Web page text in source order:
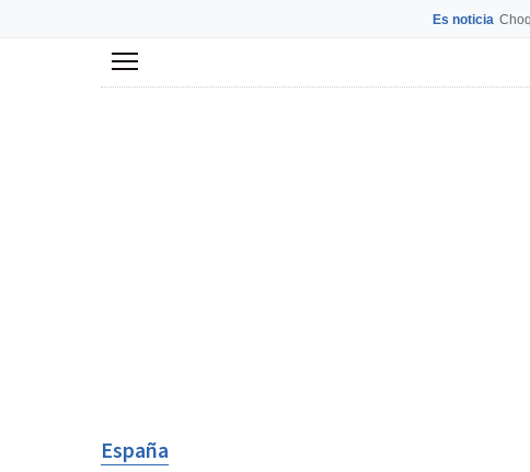
Es noticia
Menú
España